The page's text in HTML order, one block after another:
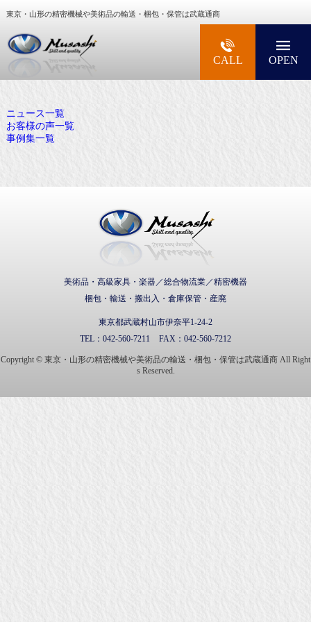
東京・山形の精密機械や美術品の輸送・梱包・保管は武蔵通商
大型精密機械・美術品・高級楽器の梱包・輸送
CALL OPEN
ニュース一覧
お客様の声一覧
事例集一覧
美術品・高級家具・楽器／総合物流業／精密機器
梱包・輸送・搬出入・倉庫保管・産廃
東京都武蔵村山市伊奈平1-24-2
TEL： 042-560-7211 FAX： 042-560-7212
Copyright © 東京・山形の精密機械や美術品の輸送・梱包・保管は武蔵通商 All Right
s Reserved.